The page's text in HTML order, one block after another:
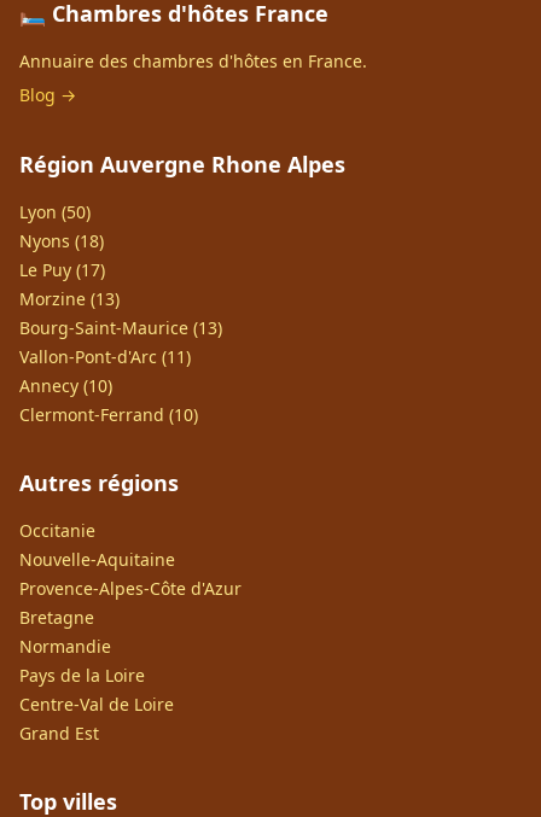
🛏️ Chambres d'hôtes France
Annuaire des chambres d'hôtes en France.
Blog →
Région Auvergne Rhone Alpes
Lyon (50)
Nyons (18)
Le Puy (17)
Morzine (13)
Bourg-Saint-Maurice (13)
Vallon-Pont-d'Arc (11)
Annecy (10)
Clermont-Ferrand (10)
Autres régions
Occitanie
Nouvelle-Aquitaine
Provence-Alpes-Côte d'Azur
Bretagne
Normandie
Pays de la Loire
Centre-Val de Loire
Grand Est
Top villes